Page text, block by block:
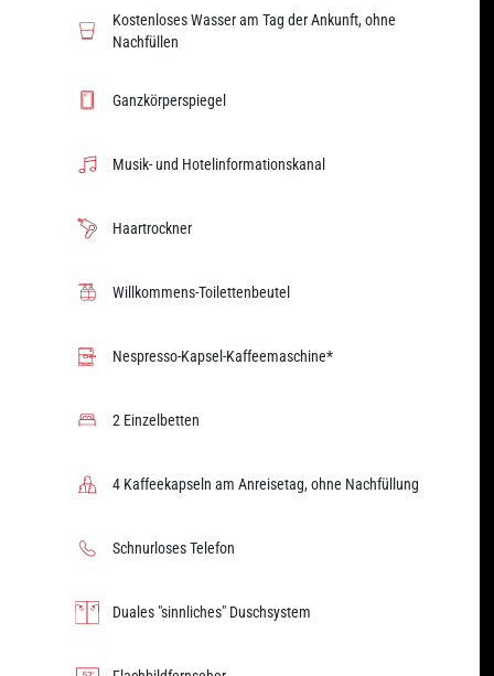
Kostenloses Wasser am Tag der Ankunft, ohne
Nachfüllen
Ganzkörperspiegel
Musik- und Hotelinformationskanal
Haartrockner
Willkommens-Toilettenbeutel
Nespresso-Kapsel-Kaffeemaschine*
2 Einzelbetten
4 Kaffeekapseln am Anreisetag, ohne Nachfüllung
Schnurloses Telefon
Duales "sinnliches" Duschsystem